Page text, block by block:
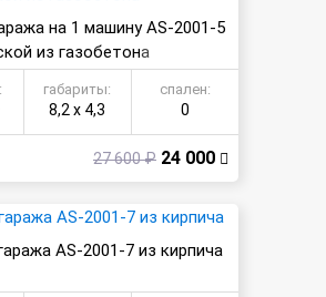
на 1 машину AS-2001-5
из газобетона
габариты:
8,2 х 4,3
спален:
0
27 600 ₽ 24 000
AS-2001-7 из кирпича